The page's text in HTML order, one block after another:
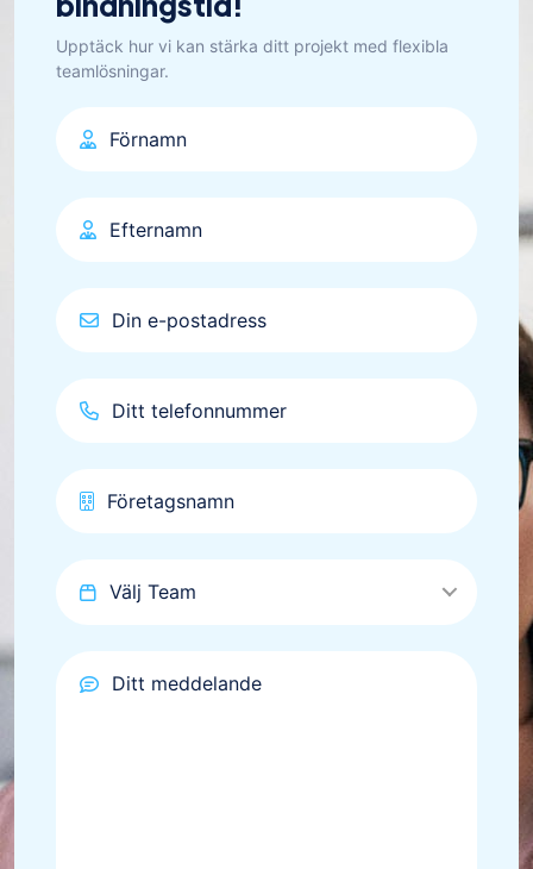
Upptäck hur vi kan stärka ditt projekt med flexibla
teamlösningar.
Välj Team